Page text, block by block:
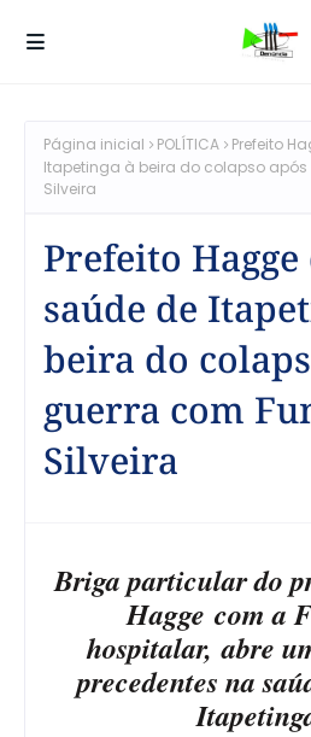
Página inicial POLÍTICA
Prefeito
Itapetinga à beira do colapso
Silveira
Prefeito
saúde de
beira do
guerra com
Silveira
Briga particular do
Hagge com a
hospitalar, abre
precedentes na